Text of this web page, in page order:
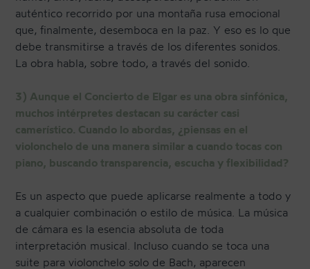
auténtico recorrido por una montaña rusa emocional
que, finalmente, desemboca en la paz. Y eso es lo que
debe transmitirse a través de los diferentes sonidos.
La obra habla, sobre todo, a través del sonido.
3) Aunque el Concierto de Elgar es una obra sinfónica,
muchos intérpretes destacan su carácter casi
camerístico. Cuando lo abordas, ¿piensas en el
violonchelo de una manera similar a cuando tocas con
piano, buscando transparencia, escucha y flexibilidad?
Es un aspecto que puede aplicarse realmente a todo y
a cualquier combinación o estilo de música. La música
de cámara es la esencia absoluta de toda
interpretación musical. Incluso cuando se toca una
suite para violonchelo solo de Bach, aparecen